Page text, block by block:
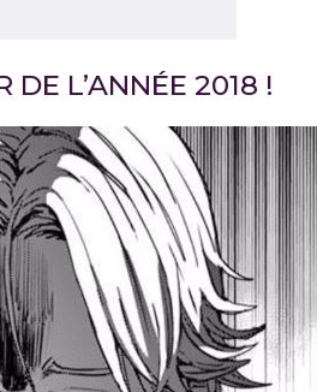
L’ANNÉE 2018 !